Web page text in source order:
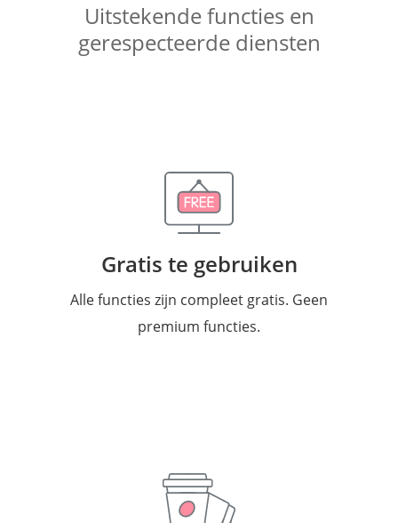
Uitstekende functies en
gerespecteerde diensten
Gratis te gebruiken
Alle functies zijn compleet gratis. Geen
premium functies.